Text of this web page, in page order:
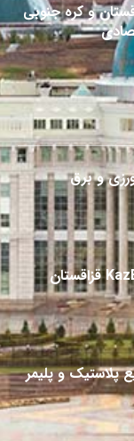
و کره جنوبی
و برق
پلاستیک و پلیمر